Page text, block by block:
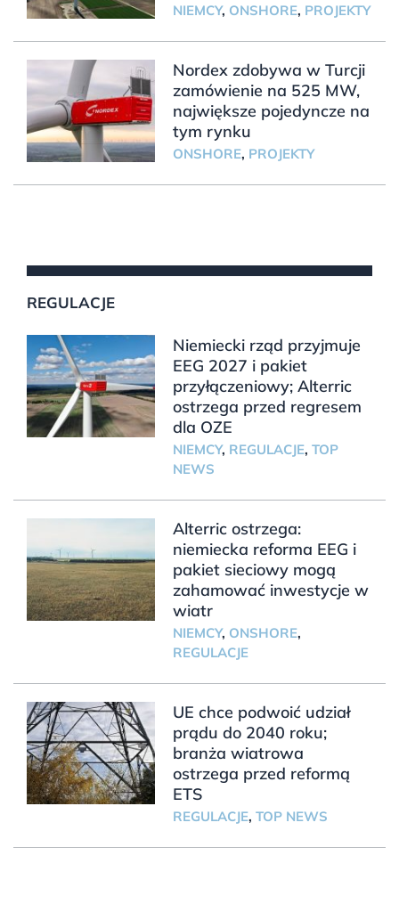
NIEMCY, ONSHORE, PROJEKTY
Nordex zdobywa w Turcji
zamówienie na 525 MW,
największe pojedyncze na
tym rynku
ONSHORE, PROJEKTY
REGULACJE
Niemiecki rząd przyjmuje
EEG 2027 i pakiet
przyłączeniowy; Alterric
ostrzega przed regresem
dla OZE
NIEMCY, REGULACJE, TOP
NEWS
Alterric ostrzega:
niemiecka reforma EEG i
pakiet sieciowy mogą
zahamować inwestycje w
wiatr
NIEMCY, ONSHORE,
REGULACJE
UE chce podwoić udział
prądu do 2040 roku;
branża wiatrowa
ostrzega przed reformą
ETS
REGULACJE, TOP NEWS